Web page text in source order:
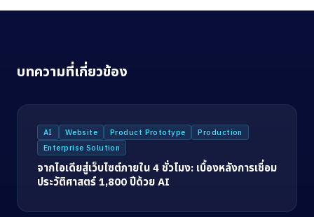
บทความที่เกี่ยวข้อง
AI Website Product Prototype
Production
Enterprise Solution
จากไอเดียสู่เว็บไซต์ภายใน 4 ชั่วโมง: เบื้องหลังการเชื่อม
ประวัติศาสตร์ 1,800 ปีด้วย AI